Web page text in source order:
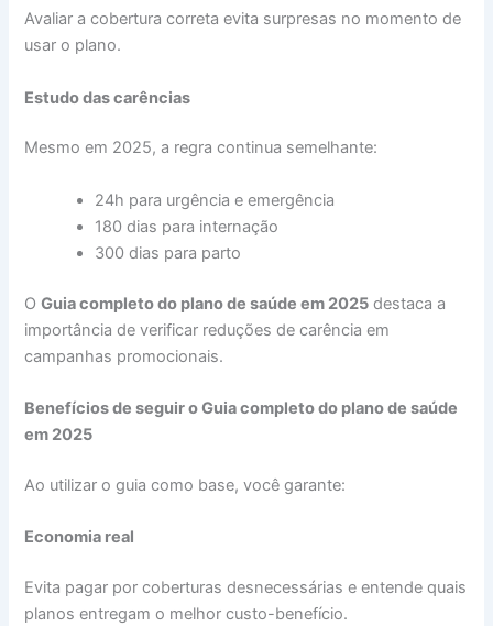
Avaliar a cobertura correta evita surpresas no momento de
usar o plano.
Estudo das carências
Mesmo em 2025, a regra continua semelhante:
24h para urgência e emergência
180 dias para internação
300 dias para parto
OGuia completo do plano de saúde em 2025 destaca a
importância de verificar reduções de carência em
campanhas promocionais.
Benefícios de seguir o Guia completo do plano de saúde
em 2025
Ao utilizar o guia como base, você garante:
Economia real
Evita pagar por coberturas desnecessárias e entende quais
planos entregam o melhor custo-benefício.